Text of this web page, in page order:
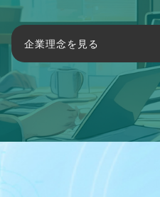
企業理念を見る